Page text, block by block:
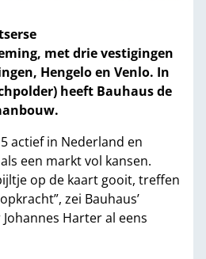
met drie vestigingen
Hengelo en Venlo. In
heeft Bauhaus de
actief in Nederland en
een markt vol kansen.
op de kaart gooit, treffen
zei Bauhaus’
Harter al eens